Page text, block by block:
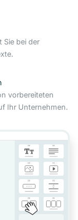
Sie bei der
vorbereiteten
Ihr Unternehmen.